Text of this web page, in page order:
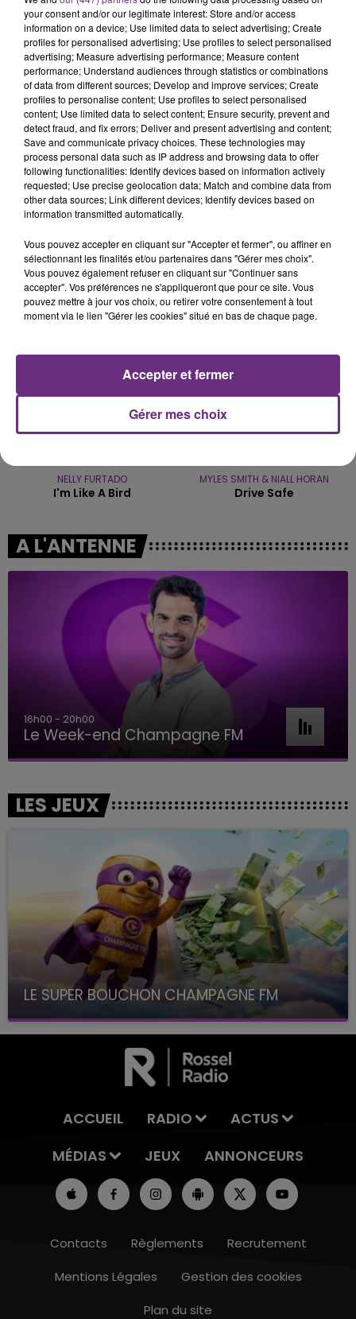
rémois. Le magasin JouéClub est contraint de
fermer ses portes.
TITRES DIFFUSÉS
19h28
19h28
BB BRUNES
Coups Et Blessures
19h25
19h25
ARIANA GRANDE
Hate That I Made You Love
Me
19h21
19h21
NELLY FURTADO
I'm Like A Bird
19h18
19h18
MYLES SMITH & NIALL HORAN
Drive Safe
A L'ANTENNE
16h00 - 20h00
Le Week-end Champagne FM
LES JEUX
LE SUPER BOUCHON CHAMPAGNE FM
avec La Famille Champagne FM, à 8H10
ACCUEIL RADIO
ACTUS
MÉDIAS
JEUX ANNONCEURS
Contacts Règlements
Recrutement
Mentions Légales
Gestion des cookies
Plan du site
your consent and/or our legitimate interest: Store and/or access
information on a device; Use limited data to select advertising; Create
profiles for personalised advertising; Use profiles to select personalised
advertising; Measure advertising performance; Measure content
performance; Understand audiences through statistics or combinations
of data from different sources; Develop and improve services; Create
profiles to personalise content; Use profiles to select personalised
content; Use limited data to select content; Ensure security, prevent and
detect fraud, and fix errors; Deliver and present advertising and content;
Save and communicate privacy choices. These technologies may
process personal data such as IP address and browsing data to offer
following functionalities: Identify devices based on information actively
requested; Use precise geolocation data; Match and combine data from
other data sources; Link different devices; Identify devices based on
information transmitted automatically.
Vous pouvez accepter en cliquant sur "Accepter et fermer", ou affiner en
sélectionnant les finalités et/ou partenaires dans "Gérer mes choix".
Vous pouvez également refuser en cliquant sur "Continuer sans
accepter". Vos préférences ne s'appliqueront que pour ce site. Vous
pouvez mettre à jour vos choix, ou retirer votre consentement à tout
moment via le lien "Gérer les cookies" situé en bas de chaque page.
Gérer mes choix
Accepter et fermer